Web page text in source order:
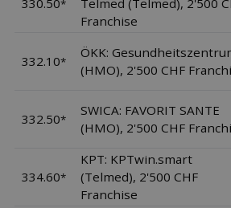
330.50*
Telmed (Telmed), 2'500
Franchise
332.10*
ÖKK:
(HMO), 2'500 CHF
332.50*
SWICA: FAVORIT SANTE
(HMO), 2'500 CHF
334.60*
KPT: KPTwin.smart
(Telmed), 2'500 CHF
Franchise